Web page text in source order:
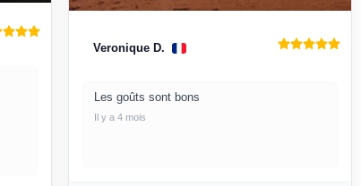
Veronique D.
Les goûts sont bons
Il y a 4 mois